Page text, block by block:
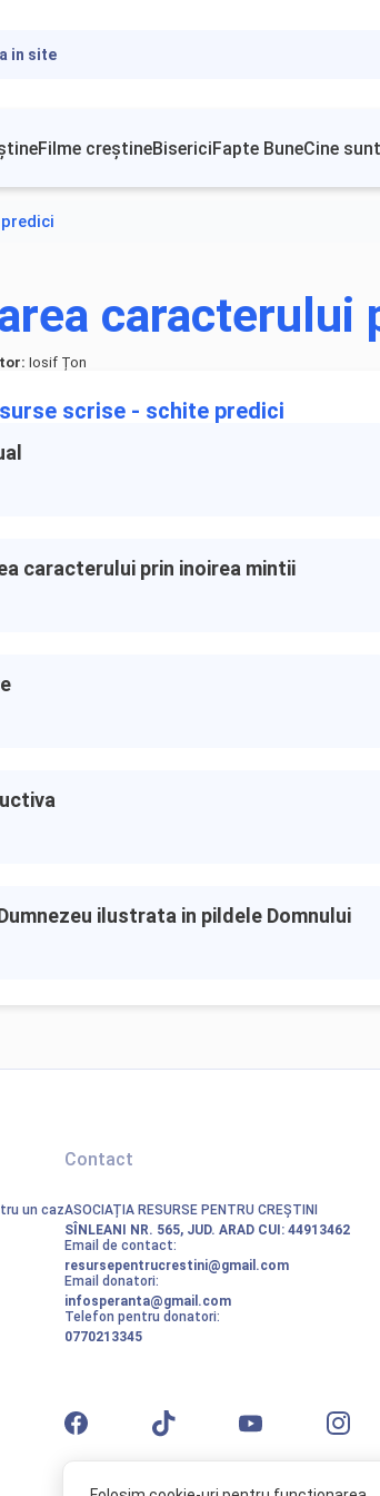
Filme creștineBisericiFapte BuneCine
caracterului
Iosif Țon
scrise - schite predici
caracterului prin inoirea mintii
ilustrata in pildele Domnului
un caz
Contact
ASOCIAȚIA RESURSE PENTRU CREȘTINI
SÎNLEANI NR. 565, JUD. ARAD CUI: 44913462
Email de contact:
resursepentrucrestini@gmail.com
Email donatori:
infosperanta@gmail.com
Telefon pentru donatori:
0770213345